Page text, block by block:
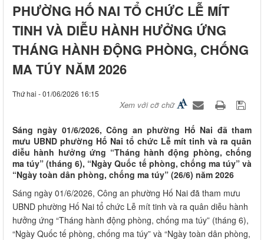
PHƯỜNG HỐ NAI TỔ CHỨC LỄ MÍT
TINH VÀ DIỄU HÀNH HƯỞNG ỨNG
THÁNG HÀNH ĐỘNG PHÒNG, CHỐNG
MA TÚY NĂM 2026
Thứ hai - 01/06/2026 16:15
Xem với cỡ chữ
Sáng ngày 01/6/2026, Công an phường Hố Nai đã tham
mưu UBND phường Hố Nai tổ chức Lễ mít tinh và ra quân
diễu hành hưởng ứng “Tháng hành động phòng, chống
ma túy” (tháng 6), “Ngày Quốc tế phòng, chống ma túy” và
“Ngày toàn dân phòng, chống ma túy” (26/6) năm 2026
Sáng ngày 01/6/2026, Công an phường Hố Nai đã tham mưu
UBND phường Hố Nai tổ chức Lễ mít tinh và ra quân diễu hành
hưởng ứng “Tháng hành động phòng, chống ma túy” (tháng 6),
“Ngày Quốc tế phòng, chống ma túy” và “Ngày toàn dân phòng,